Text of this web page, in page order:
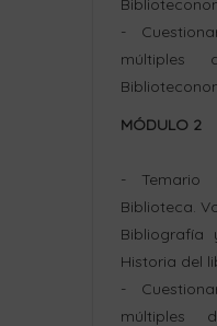
-
múltiples
MÓDULO 2
- Temario
Biblioteca.
Bibliografía
Historia del
-
múltiples